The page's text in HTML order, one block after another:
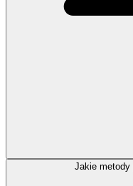
Jakie metody